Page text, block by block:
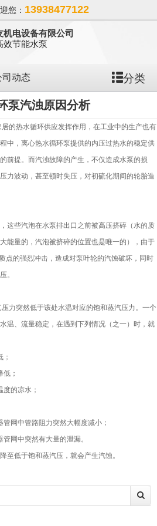
您： 13938477122
机电设备有限公司
效节能水泵
司动态 分类
泵汽浊原因分析
的热水循环供应发挥作用，在工业中的生产也有
中，离心热水循环泵提供的内压过热水的稳定供
前提。而汽浊故障的产生，不仅造成水泵的损
力波动，甚至顿时失压，对初硫化期间的轮胎造
这些汽泡在水泵排出口之前被高压挤碎（水的质
能量的，汽泡被挤碎的位置也是唯一的），由于
点的强烈冲击，造成对泵叶轮的汽蚀破坏，同时
。
力突然低于该处水温对应的饱和蒸汽压力。一个
温、流量稳定，在遇到下列情况（之一）时，就
低；
度的凉水；
管网中管路阻力突然大幅度减小；
管网中突然有大量的泄漏。
低于饱和蒸汽压，就会产生汽蚀。